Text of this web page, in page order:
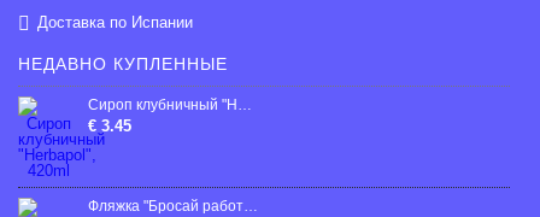
Доставка по Испании
НЕДАВНО КУПЛЕННЫЕ
Сироп клубничный "Herbapol", 420ml
€ 3.45
Фляжка "Бросай работу", 210 мл